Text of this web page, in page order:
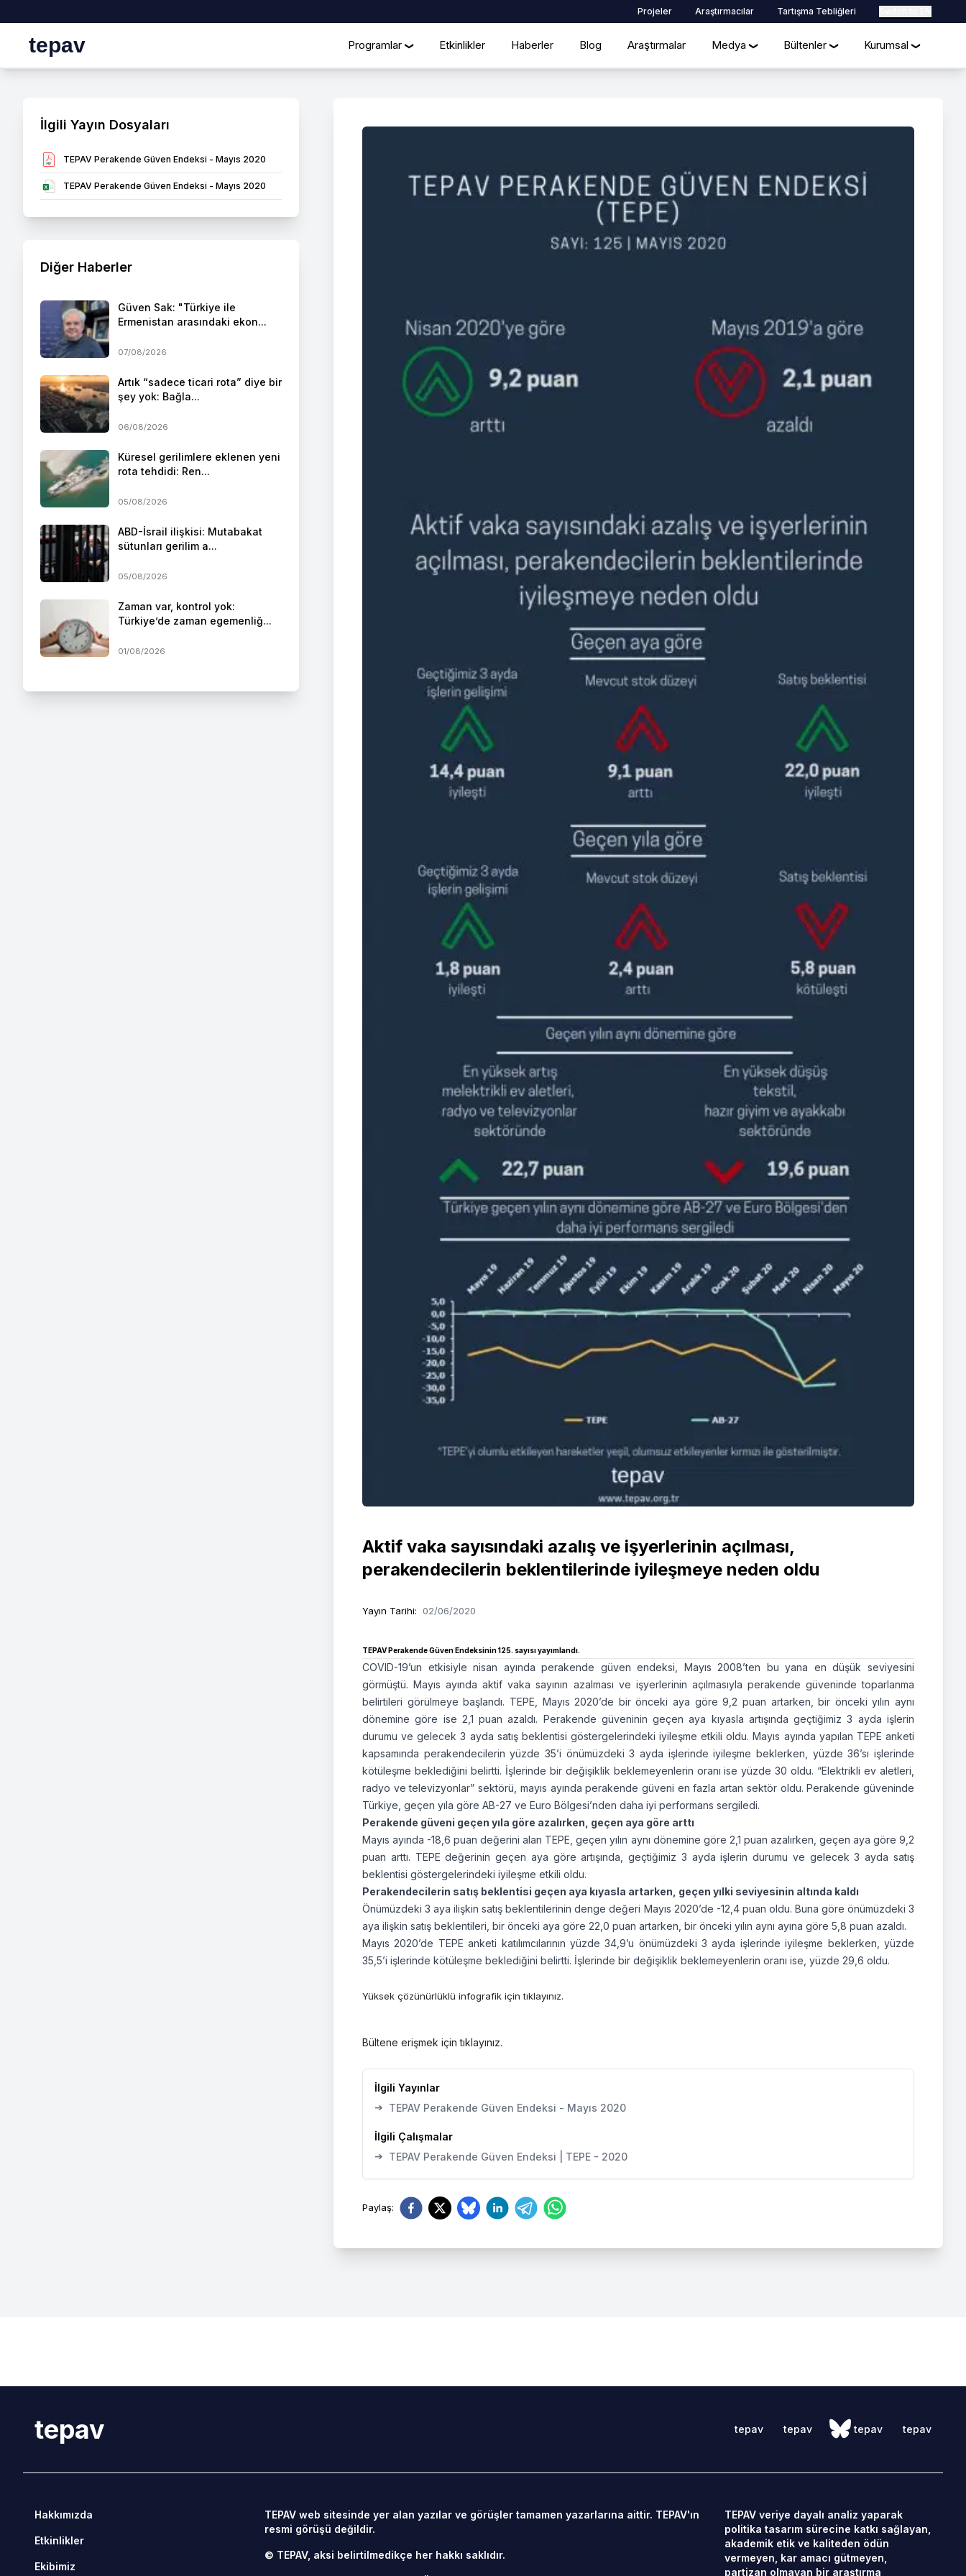
Projeler Araştırmacılar Tartışma Tebliğleri
tepav Programlar ❯ Etkinlikler Haberler Blog Araştırmalar Medya ❯ Bültenler ❯ Kurumsal ❯
İlgili Yayın Dosyaları
TEPAV Perakende Güven Endeksi - Mayıs 2020
TEPAV Perakende Güven Endeksi - Mayıs 2020
Diğer Haberler
Güven Sak: "Türkiye ile
Ermenistan arasındaki ekon...
07/08/2026
Artık “sadece ticari rota” diye bir
şey yok: Bağla...
06/08/2026
Küresel gerilimlere eklenen yeni
rota tehdidi: Ren...
05/08/2026
ABD-İsrail ilişkisi: Mutabakat
sütunları gerilim a...
05/08/2026
Zaman var, kontrol yok:
Türkiye’de zaman egemenliğ...
01/08/2026
Aktif vaka sayısındaki azalış ve işyerlerinin açılması,
perakendecilerin beklentilerinde iyileşmeye neden oldu
Yayın Tarihi: 02/06/2020
TEPAV Perakende Güven Endeksinin 125. sayısı yayımlandı.
COVID-19’un etkisiyle nisan ayında perakende güven endeksi, Mayıs 2008’ten bu yana en düşük seviyesini
görmüştü. Mayıs ayında aktif vaka sayının azalması ve işyerlerinin açılmasıyla perakende güveninde toparlanma
belirtileri görülmeye başlandı. TEPE, Mayıs 2020’de bir önceki aya göre 9,2 puan artarken, bir önceki yılın aynı
dönemine göre ise 2,1 puan azaldı. Perakende güveninin geçen aya kıyasla artışında geçtiğimiz 3 ayda işlerin
durumu ve gelecek 3 ayda satış beklentisi göstergelerindeki iyileşme etkili oldu. Mayıs ayında yapılan TEPE anketi
kapsamında perakendecilerin yüzde 35’i önümüzdeki 3 ayda işlerinde iyileşme beklerken, yüzde 36’sı işlerinde
kötüleşme beklediğini belirtti. İşlerinde bir değişiklik beklemeyenlerin oranı ise yüzde 30 oldu. “Elektrikli ev aletleri,
radyo ve televizyonlar” sektörü, mayıs ayında perakende güveni en fazla artan sektör oldu. Perakende güveninde
Türkiye, geçen yıla göre AB-27 ve Euro Bölgesi’nden daha iyi performans sergiledi.
Perakende güveni geçen yıla göre azalırken, geçen aya göre arttı
Mayıs ayında -18,6 puan değerini alan TEPE, geçen yılın aynı dönemine göre 2,1 puan azalırken, geçen aya göre 9,2
puan arttı. TEPE değerinin geçen aya göre artışında, geçtiğimiz 3 ayda işlerin durumu ve gelecek 3 ayda satış
beklentisi göstergelerindeki iyileşme etkili oldu.
Perakendecilerin satış beklentisi geçen aya kıyasla artarken, geçen yılki seviyesinin altında kaldı
Önümüzdeki 3 aya ilişkin satış beklentilerinin denge değeri Mayıs 2020’de -12,4 puan oldu. Buna göre önümüzdeki 3
aya ilişkin satış beklentileri, bir önceki aya göre 22,0 puan artarken, bir önceki yılın aynı ayına göre 5,8 puan azaldı.
Mayıs 2020’de TEPE anketi katılımcılarının yüzde 34,9’u önümüzdeki 3 ayda işlerinde iyileşme beklerken, yüzde
35,5’i işlerinde kötüleşme beklediğini belirtti. İşlerinde bir değişiklik beklemeyenlerin oranı ise, yüzde 29,6 oldu.
Yüksek çözünürlüklü infografik için tıklayınız.
Bültene erişmek içintıklayınız.
İlgili Yayınlar
➔ TEPAV Perakende Güven Endeksi - Mayıs 2020
İlgili Çalışmalar
➔ TEPAV Perakende Güven Endeksi | TEPE - 2020
Paylaş:
tepav tepav tepav tepav tepav
Hakkımızda
Etkinlikler
Ekibimiz
TEPAV web sitesinde yer alan yazılar ve görüşler tamamen yazarlarına aittir. TEPAV'ın
resmi görüşü değildir.
© TEPAV, aksi belirtilmedikçe her hakkı saklıdır.
TEPAV veriye dayalı analiz yaparak
politika tasarım sürecine katkı sağlayan,
akademik etik ve kaliteden ödün
vermeyen, kar amacı gütmeyen,
partizan olmayan bir araştırma